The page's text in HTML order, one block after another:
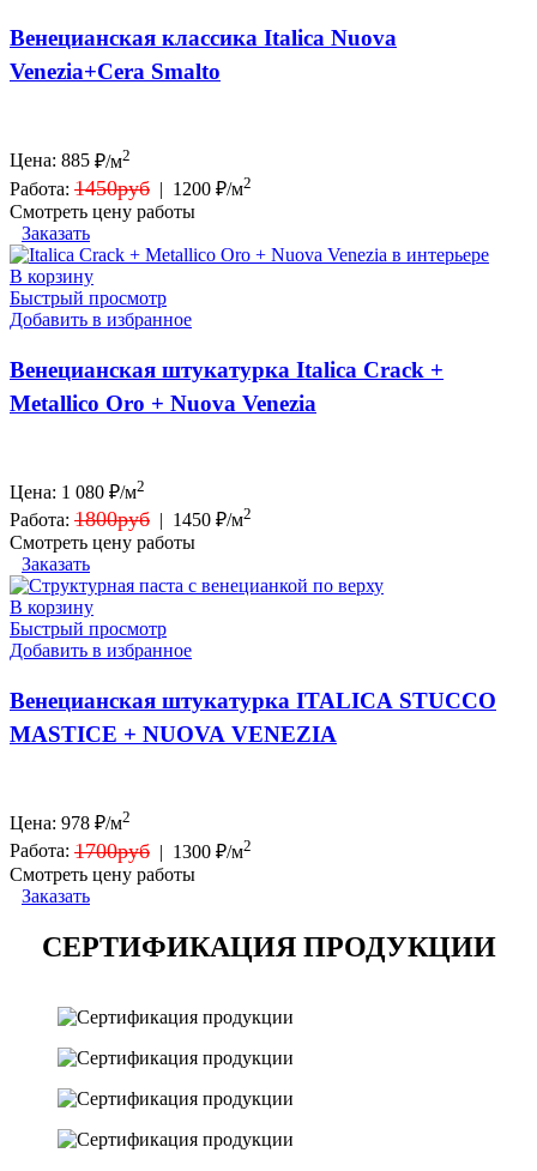
Венецианская классика Italica Nuova
Venezia+Cera Smalto
Цена: 885 ₽/м2
Работа: 1450руб | 1200 ₽/м2
Смотреть цену работы
Заказать
В корзину
Быстрый просмотр
Добавить в избранное
Венецианская штукатурка Italica Crack +
Metallico Oro + Nuova Venezia
Цена: 1 080 ₽/м2
Работа: 1800руб | 1450 ₽/м2
Смотреть цену работы
Заказать
В корзину
Быстрый просмотр
Добавить в избранное
Венецианская штукатурка ITALICA STUCCO
MASTICE + NUOVA VENEZIA
Цена: 978 ₽/м2
Работа: 1700руб | 1300 ₽/м2
Смотреть цену работы
Заказать
СЕРТИФИКАЦИЯ ПРОДУКЦИИ